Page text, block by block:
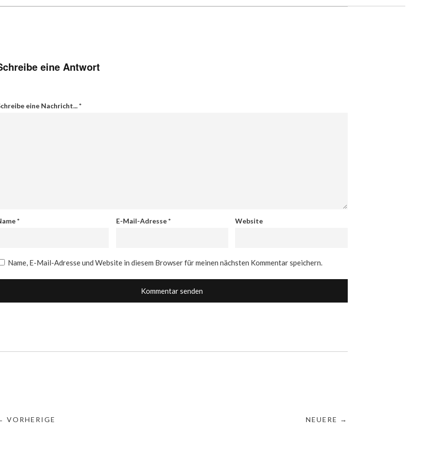
eine Antwort
eine Nachricht...*
* E-Mail-Adresse* Website
Name, E-Mail-Adresse und Website in diesem Browser für meinen nächsten Kommentar speichern.
VORHERIGE NEUERE →